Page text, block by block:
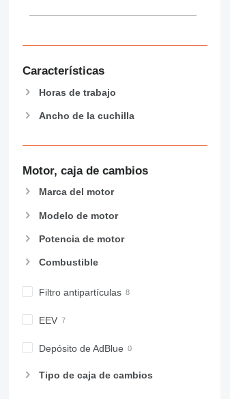
Características
Horas de trabajo
Ancho de la cuchilla
Motor, caja de cambios
Marca del motor
Modelo de motor
Potencia de motor
Combustible
Filtro antipartículas
EEV
Depósito de AdBlue
Tipo de caja de cambios